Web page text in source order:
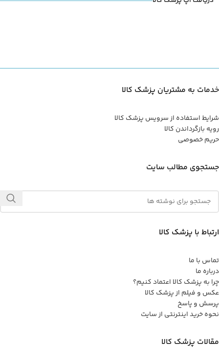
خدمات به مشتریان پزشک کالا
شرایط استفاده از سرویس پزشک کالا
رویه بازگرداندن کالا
حریم خصوصی
جستجوی مطالب سایت
ارتباط با پزشک کالا
تماس با ما
درباره ما
چرا به پزشک کالا اعتماد کنیم؟
عکس و فیلم از پزشک کالا
پرسش و پاسخ
نحوه خرید اینترنتی از سایت
مقالات پزشک کالا